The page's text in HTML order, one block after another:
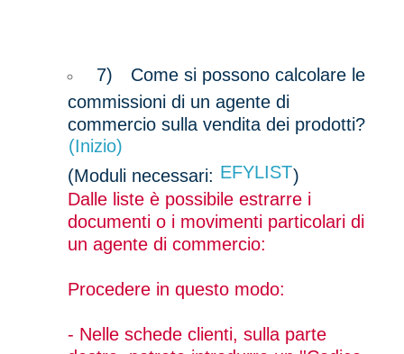
7) Come si possono calcolare le
commissioni di un agente di
commercio sulla vendita dei prodotti?
(Inizio)
(Moduli necessari: EFYLIST)
Dalle liste è possibile estrarre i
documenti o i movimenti particolari di
un agente di commercio:
Procedere in questo modo:
- Nelle schede clienti, sulla parte